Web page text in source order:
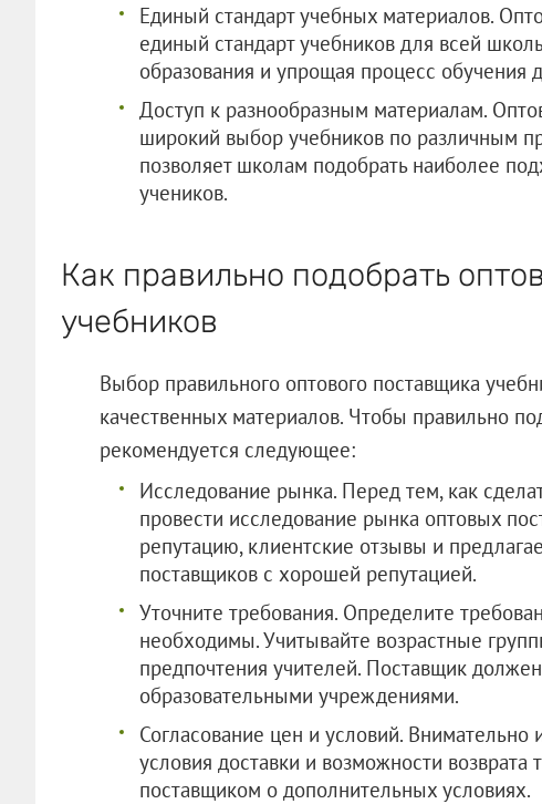
Единый стандарт учебных материалов.
единый стандарт учебников для всей
образования и упрощая процесс обучения
Доступ к разнообразным материалам.
широкий выбор учебников по различным
позволяет школам подобрать наиболее
учеников.
Как правильно подобрать
учебников
Выбор правильного оптового поставщика
качественных материалов. Чтобы правильно
рекомендуется следующее:
Исследование рынка. Перед тем, как
провести исследование рынка оптовых
репутацию, клиентские отзывы и
поставщиков с хорошей репутацией.
Уточните требования. Определите
необходимы. Учитывайте возрастные
предпочтения учителей. Поставщик
образовательными учреждениями.
Согласование цен и условий. Внимательно
условия доставки и возможности возврата
поставщиком о дополнительных условиях.